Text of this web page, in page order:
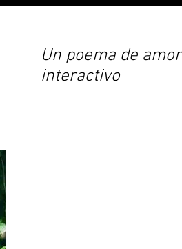
Un poema de amor
interactivo